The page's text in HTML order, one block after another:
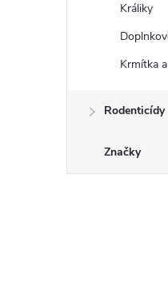
Králiky
Krmítka
Rodenticídy
Značky